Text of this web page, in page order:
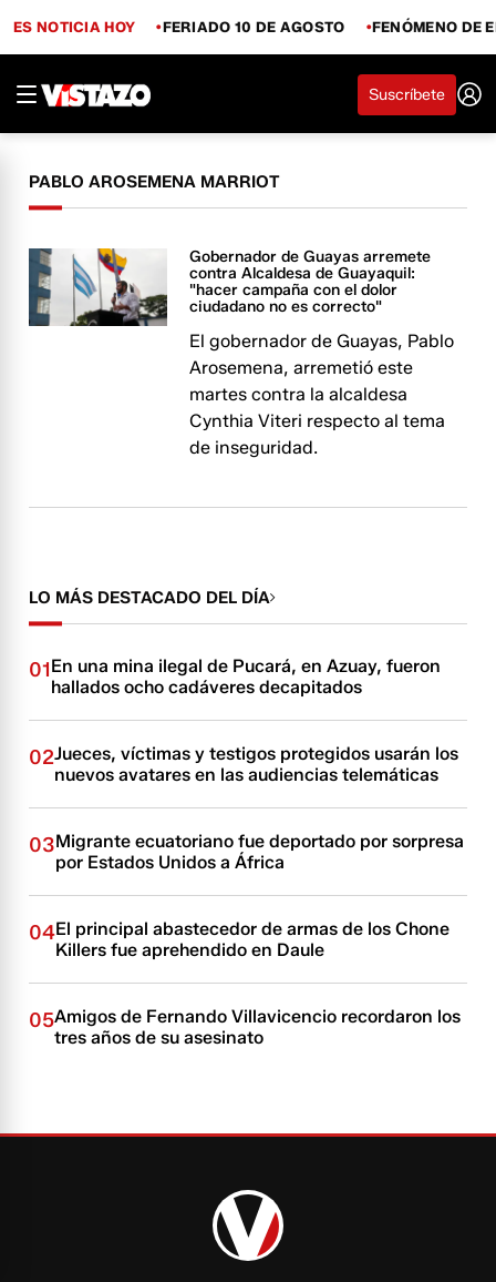
ES NOTICIA HOY FERIADO 10 DE AGOSTO FENÓMENO DE
Suscríbete
PABLO AROSEMENA MARRIOT
Gobernador de Guayas arremete
contra Alcaldesa de Guayaquil:
"hacer campaña con el dolor
ciudadano no es correcto"
El gobernador de Guayas, Pablo
Arosemena, arremetió este
martes contra la alcaldesa
Cynthia Viteri respecto al tema
de inseguridad.
LO MÁS DESTACADO DEL DÍA
01En una mina ilegal de Pucará, en Azuay, fueron
hallados ocho cadáveres decapitados
02Jueces, víctimas y testigos protegidos usarán los
nuevos avatares en las audiencias telemáticas
03Migrante ecuatoriano fue deportado por sorpresa
por Estados Unidos a África
04El principal abastecedor de armas de los Chone
Killers fue aprehendido en Daule
05Amigos de Fernando Villavicencio recordaron los
tres años de su asesinato